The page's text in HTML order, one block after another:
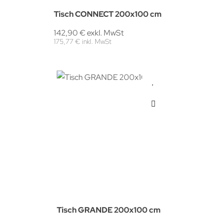
Tisch CONNECT 200x100 cm
142,90 € exkl. MwSt
175,77 € inkl. MwSt
Tisch GRANDE 200x100 cm